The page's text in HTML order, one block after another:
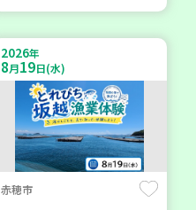
2026年
8月19日(水)
赤穂市